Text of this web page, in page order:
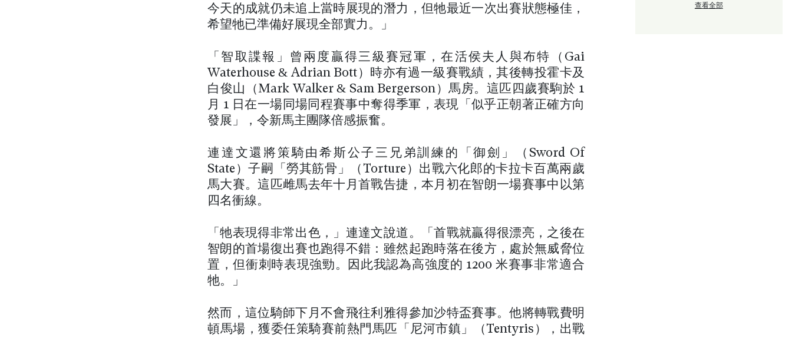
查看全部
今天的成就仍未追上當時展現的潛力，但牠最近一次出賽狀態極佳，
希望牠已準備好展現全部實力。」
「智取諜報」曾兩度贏得三級賽冠軍，在活侯夫人與布特（Gai
Waterhouse & Adrian Bott）時亦有過一級賽戰績，其後轉投霍卡及
白俊山（Mark Walker & Sam Bergerson）馬房。這匹四歲賽駒於 1
月 1 日在一場同場同程賽事中奪得季軍，表現「似乎正朝著正確方向
發展」，令新馬主團隊倍感振奮。
連達文還將策騎由希斯公子三兄弟訓練的「御劍」（Sword Of
State）子嗣「勞其筋骨」（Torture）出戰六化郎的卡拉卡百萬兩歲
馬大賽。這匹雌馬去年十月首戰告捷，本月初在智朗一場賽事中以第
四名衝線。
「牠表現得非常出色，」連達文說道。「首戰就贏得很漂亮，之後在
智朗的首場復出賽也跑得不錯：雖然起跑時落在後方，處於無威脅位
置，但衝刺時表現強勁。因此我認為高強度的 1200 米賽事非常適合
牠。」
然而，這位騎師下月不會飛往利雅得參加沙特盃賽事。他將轉戰費明
頓馬場，獲委任策騎賽前熱門馬匹「尼河市鎮」（Tentyris），出戰